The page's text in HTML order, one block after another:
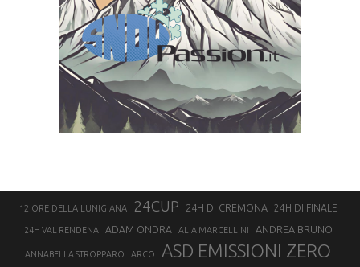
12 ORE DELLA LUNIGIANA 24CUP 24H DI CREMONA 24H DI FINALE
24H VAL RENDENA ADAM ONDRA ALIA MARCELLINI ANDREA BRUNO
ANNABELLA STROPPARO ARCO ASD EMISSIONI ZERO